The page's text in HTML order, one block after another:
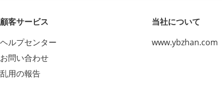
顧客サービス
ヘルプセンター
お問い合わせ
乱用の報告
当社について
www.ybzhan.com